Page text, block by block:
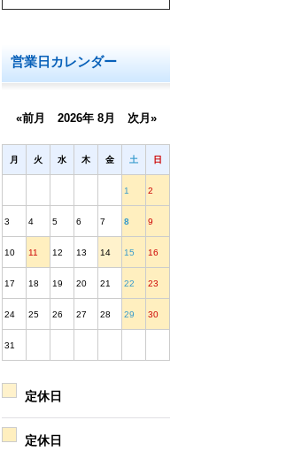
営業日カレンダー
«前月 2026年 8月 次月»
月 火 水 木 金 土 日
1 2
3 4 5 6 7 8 9
10 11 12 13 14 15 16
17 18 19 20 21 22 23
24 25 26 27 28 29 30
31
定休日
定休日